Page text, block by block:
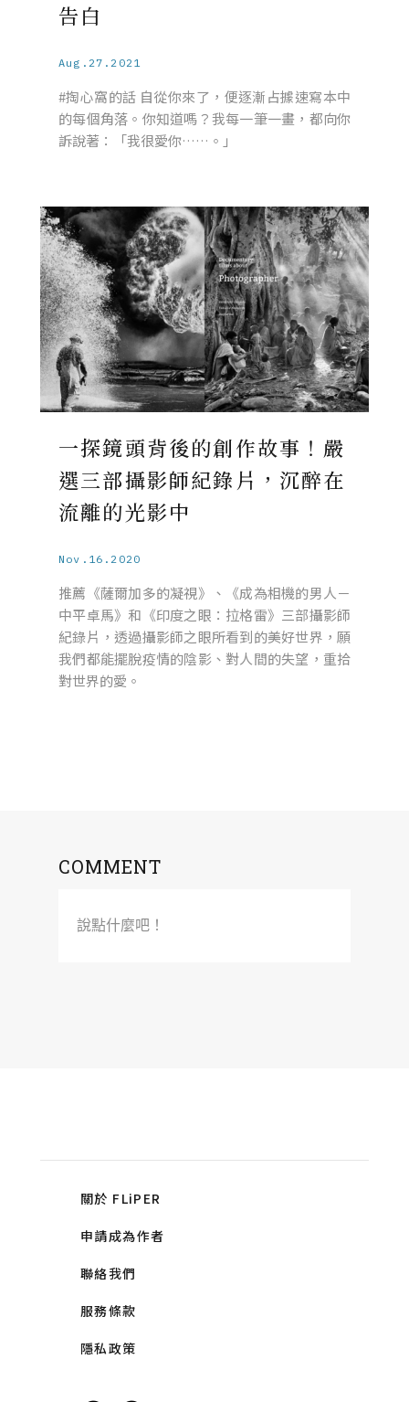
告白
Aug.27.2021
#掏心窩的話 自從你來了，便逐漸占據速寫本中
的每個角落。你知道嗎？我每一筆一畫，都向你
訴說著：「我很愛你……。」
一探鏡頭背後的創作故事！嚴
選三部攝影師紀錄片，沉醉在
流離的光影中
Nov.16.2020
推薦《薩爾加多的凝視》、《成為相機的男人－
中平卓馬》和《印度之眼：拉格雷》三部攝影師
紀錄片，透過攝影師之眼所看到的美好世界，願
我們都能擺脫疫情的陰影、對人間的失望，重拾
對世界的愛。
COMMENT
說點什麼吧！
關於 FLiPER
申請成為作者
聯絡我們
服務條款
隱私政策